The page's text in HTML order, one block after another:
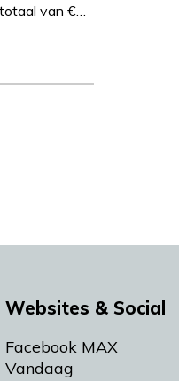
van €…
Websites & Social
Facebook MAX
Vandaag